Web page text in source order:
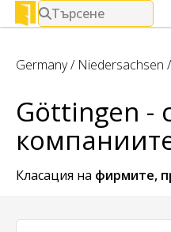
Търсене
Germany/ Niedersachsen /
Göttingen -
Класация на фирмите,